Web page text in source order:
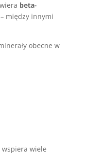
beta-
między innymi
obecne w
wspiera wiele